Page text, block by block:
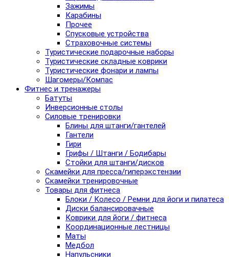
Зажимы
Карабины
Прочее
Спусковые устройства
Страховочные системы
Туристические подарочные наборы
Туристические складные коврики
Туристические фонари и лампы
Шагомеры/Компас
Фитнес и тренажеры
Батуты
Инверсионные столы
Силовые тренировки
Блины для штанги/гантелей
Гантели
Гири
Грифы / Штанги / Бодибары
Стойки для штанги/дисков
Скамейки для пресса/гиперэкстензии
Скамейки тренировочные
Товары для фитнеса
Блоки / Колесо / Ремни для йоги и пилатеса
Диски балансировачные
Коврики для йоги / фитнеса
Координационные лестницы
Маты
Медбол
Напульсники